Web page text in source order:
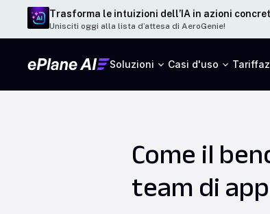
Trasforma le intuizioni dell’IA in azioni
Unisciti oggi alla lista d’attesa di AeroGenie!
Soluzioni Casi d'uso
Come il
team di